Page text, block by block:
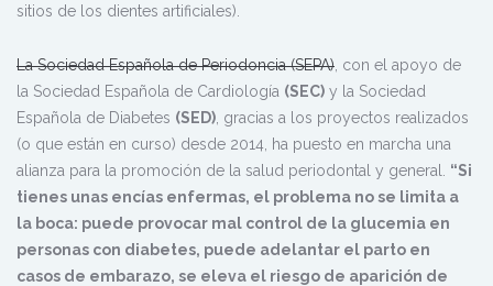
sitios de los dientes artificiales).
La Sociedad Española de Periodoncia (SEPA) , con el apoyo de
la Sociedad Española de Cardiología (SEC) y la Sociedad
Española de Diabetes (SED) , gracias a los proyectos realizados
(o que están en curso) desde 2014, ha puesto en marcha una
alianza para la promoción de la salud periodontal y general. “Si
tienes unas encías enfermas, el problema no se limita a
la boca: puede provocar mal control de la glucemia en
personas con diabetes, puede adelantar el parto en
casos de embarazo, se eleva el riesgo de aparición de